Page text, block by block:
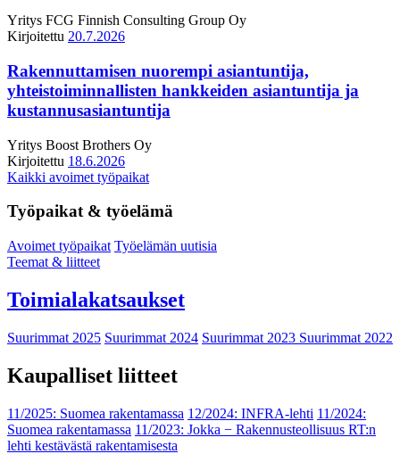
Yritys FCG Finnish Consulting Group Oy
Kirjoitettu 20.7.2026
Rakennuttamisen nuorempi asiantuntija,
yhteistoiminnallisten hankkeiden asiantuntija ja
kustannusasiantuntija
Yritys Boost Brothers Oy
Kirjoitettu 18.6.2026
Kaikki avoimet työpaikat
Työpaikat & työelämä
Avoimet työpaikat Työelämän uutisia
Teemat & liitteet
Toimialakatsaukset
Suurimmat 2025 Suurimmat 2024 Suurimmat 2023 Suurimmat 2022
Kaupalliset liitteet
11/2025: Suomea rakentamassa 12/2024: INFRA-lehti 11/2024:
Suomea rakentamassa 11/2023: Jokka − Rakennusteollisuus RT:n
lehti kestävästä rakentamisesta